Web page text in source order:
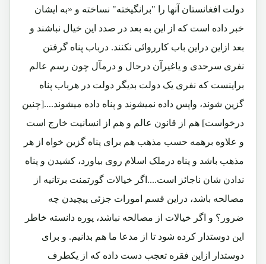
دولت افغانستان آنها را "برانگیخته" نساخته و «به ایشان
خبر داده است که از این به بعد در صدد این خیال نباشند و
بعد ازاین دراین باب کارروائی نکنند. درباب پناه گرفتن
نفری سرحدی و یاغیرآن درحال و درمآل چون رسم عالم
براینست که نفری یک دولت بدیگر دولت در هرباب پناه
گزین شوند، واپس داده نمیشوند و پناه داده میشوند....[چنین
درخواست] هم از قانون عالم و هم از انسانیت خارج است
و علاوه برهمه حسب مذهب هم برای پناه گزین خواه از هر
مذهب باشد و پناه درملک اسلام روی بیاورد، کشیدن و پناه
ندادن شان ناجائز است....اگر خیالات گورتمنت برتانیه از
مصالحه باشد، دراین قسم امورات جزئی پیچیدن چه
ضرور؟ و اگر خیالات از مصالحه نباشد، پوره دانسته خاطر
این دوستدار کرده شود تا از مدعا ما هم بدانیم. و برای
دوستدار ازاین فقره تعجب دست داده که از یکطرف